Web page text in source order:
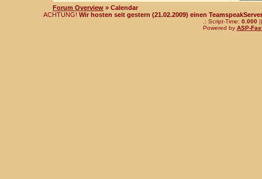
Forum Overview » Calendar
ACHTUNG! Wir hosten seit gestern (21.02.2009) einen
.: Script-Time: 0.000||
Powered by ASP-